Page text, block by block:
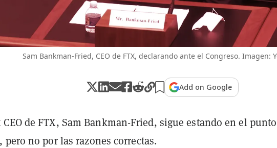
Sam Bankman-Fried, CEO de FTX, declarando ante el Congreso. Imagen:
Add on Google
CEO de FTX, Sam Bankman-Fried, sigue estando en el
pero no por las razones correctas.